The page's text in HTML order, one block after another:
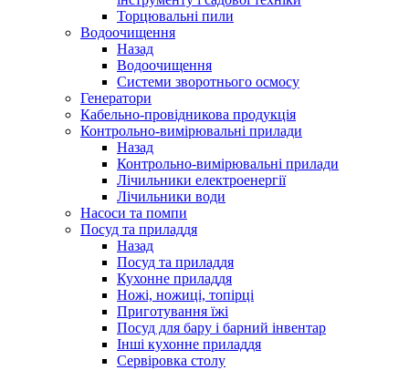
Торцювальні пили
Водоочищення
Назад
Водоочищення
Системи зворотнього осмосу
Генератори
Кабельно-провідникова продукція
Контрольно-вимірювальні прилади
Назад
Контрольно-вимірювальні прилади
Лічильники електроенергії
Лічильники води
Насоси та помпи
Посуд та приладдя
Назад
Посуд та приладдя
Кухонне приладдя
Ножі, ножиці, топірці
Приготування їжі
Посуд для бару і барний інвентар
Інші кухонне приладдя
Сервіровка столу